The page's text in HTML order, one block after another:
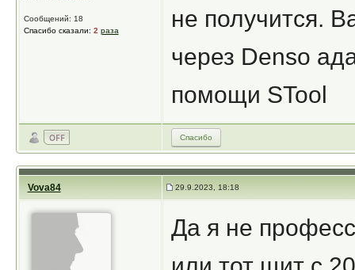
Сообщений: 18
Спасибо сказали: 2 раза
не получится.
через Denso
помощи STool
Спасибо
Vova84 29.9.2023, 18:18
Да я не